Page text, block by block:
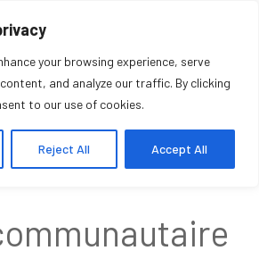
your browsing experience, serve
and analyze our traffic. By clicking
to our use of cookies.
Reject All Accept All
Jackson
Affilié